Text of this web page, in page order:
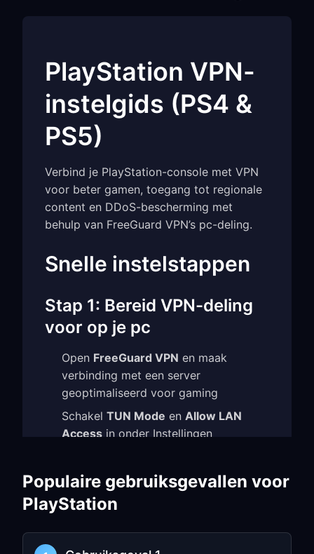
PlayStation VPN-
instelgids (PS4 &
PS5)
Verbind je PlayStation-console met VPN
voor beter gamen, toegang tot regionale
content en DDoS-bescherming met
behulp van FreeGuard VPN’s pc-deling.
Snelle instelstappen
Stap 1: Bereid VPN-deling
voor op je pc
Open FreeGuard VPN en maak
verbinding met een server
geoptimaliseerd voor gaming
Schakel TUN Mode en Allow LAN
Access in onder Instellingen
poortnummer (bijv.
192.168.1.5:7890
)
staan voor minimale latentie
Populaire gebruiksgevallen voor
PlayStation